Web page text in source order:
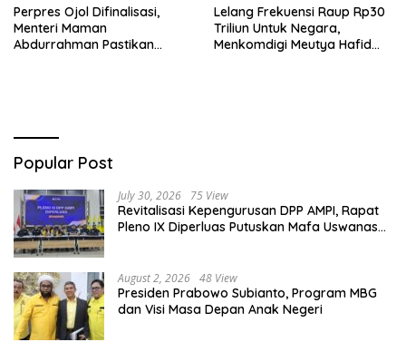
Perpres Ojol Difinalisasi,
Menteri Maman
Abdurrahman Pastikan
Lelang Frekuensi Raup Rp30
Triliun Untuk Negara,
Menkomdigi Meutya Hafid
Popular Post
July 30, 2026 75 View
Revitalisasi Kepengurusan DPP AMPI, Rapat
Pleno IX Diperluas Putuskan Mafa Uswanas
August 2, 2026 48 View
Presiden Prabowo Subianto, Program MBG
dan Visi Masa Depan Anak Negeri